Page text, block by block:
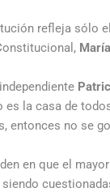
refleja sólo
la casa de
entonces no se
en que el